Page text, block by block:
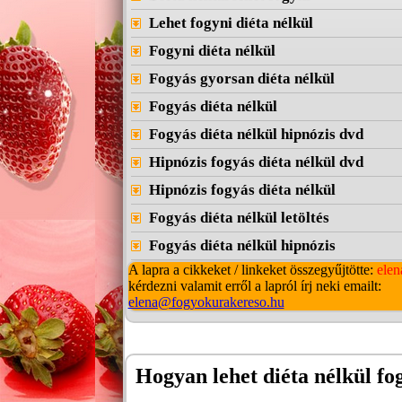
Lehet fogyni diéta nélkül
Fogyni diéta nélkül
Fogyás gyorsan diéta nélkül
Fogyás diéta nélkül
Fogyás diéta nélkül hipnózis dvd
Hipnózis fogyás diéta nélkül dvd
Hipnózis fogyás diéta nélkül
Fogyás diéta nélkül letöltés
Fogyás diéta nélkül hipnózis
A lapra a cikkeket / linkeket összegyűjtötte:
kérdezni valamit erről a lapról írj neki emailt:
elena@fogyokurakereso.hu
Hogyan lehet diéta nélkül